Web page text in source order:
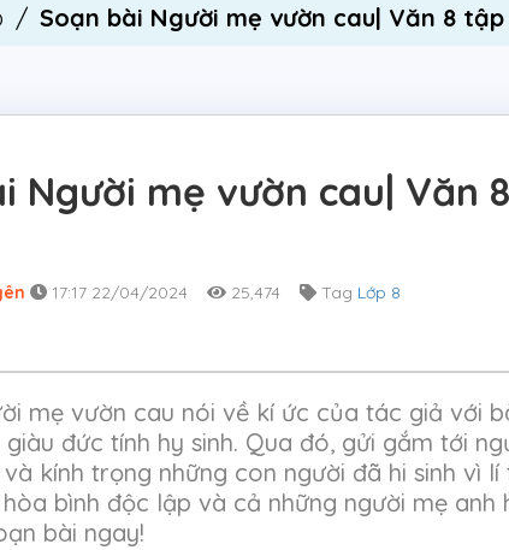
Soạn bài Người mẹ vườn cau| Văn 8 tập
Người mẹ vườn cau| Văn
17:17 22/04/2024 25,474 Tag Lớp 8
mẹ vườn cau nói về kí ức của tác giả với
giàu đức tính hy sinh. Qua đó, gửi gắm tới
kính trọng những con người đã hi sinh vì
bình độc lập và cả những người mẹ anh
bài ngay!